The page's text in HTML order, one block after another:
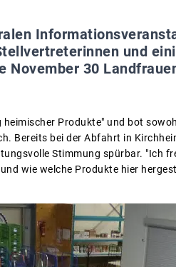
und
November 30
Produkte" und bot
Bereits bei der Abfahrt in
Stimmung spürbar. "Ich
wie welche Produkte hier